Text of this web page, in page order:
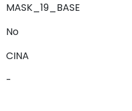
MASK_19_BASE
No
CINA
-